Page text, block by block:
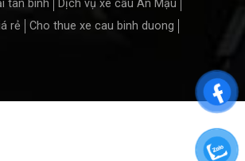
tân bình
Dịch vụ xe cẩu An Mậu
rẻ
Cho thue xe cau binh duong